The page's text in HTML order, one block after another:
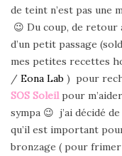
de teint n’est pas une
😉 Du coup, de retour
d’un petit passage
mes petites recettes
/ Eona Lab ) pour
SOS Soleil pour
sympa 😉 j’ai décidé
qu’il est important
bronzage ( pour